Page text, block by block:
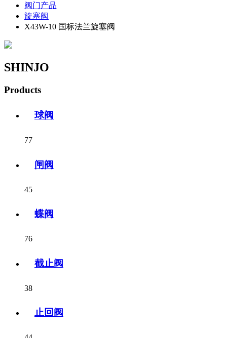
阀门产品
旋塞阀
X43W-10 国标法兰旋塞阀
SHINJO
Products
球阀
77
闸阀
45
蝶阀
76
截止阀
38
止回阀